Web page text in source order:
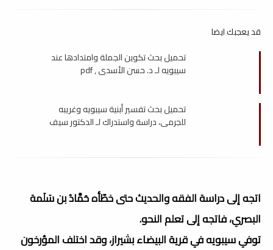
قد يعجبك ايضا
تحميل بحث تكوين الجملة وامتدادها عند
سيبويه لـ د. حسن الأسدي , pdf
تحميل بحث تفسير أبنية سيبويه وغريبه
للجرمي، دراسة واستدراك لـ الدكتور سيف
اتجه إلى دراسة الفقه والحديث حتى خطّأه حَمَّادُ بن سَلَمة
البصري، فاتجه إلى تعلم النحو.
توفي سيبويه في قرية البيضاء بشيراز، وقد اختلف المؤرخون